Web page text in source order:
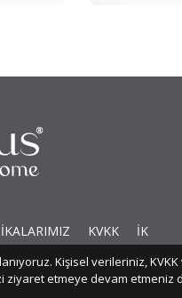
KVKK
İK
Kişisel verileriniz,
ziyaret etmeye devam etmeniz